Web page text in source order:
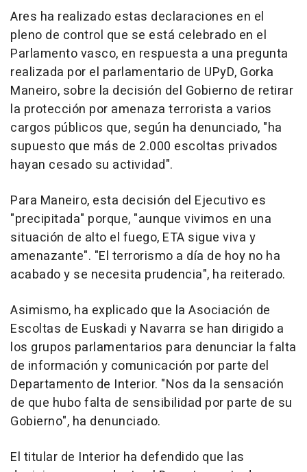
Ares ha realizado estas declaraciones en el
pleno de control que se está celebrado en el
Parlamento vasco, en respuesta a una pregunta
realizada por el parlamentario de UPyD, Gorka
Maneiro, sobre la decisión del Gobierno de retirar
la protección por amenaza terrorista a varios
cargos públicos que, según ha denunciado, "ha
supuesto que más de 2.000 escoltas privados
hayan cesado su actividad".
Para Maneiro, esta decisión del Ejecutivo es
"precipitada" porque, "aunque vivimos en una
situación de alto el fuego, ETA sigue viva y
amenazante". "El terrorismo a día de hoy no ha
acabado y se necesita prudencia", ha reiterado.
Asimismo, ha explicado que la Asociación de
Escoltas de Euskadi y Navarra se han dirigido a
los grupos parlamentarios para denunciar la falta
de información y comunicación por parte del
Departamento de Interior. "Nos da la sensación
de que hubo falta de sensibilidad por parte de su
Gobierno", ha denunciado.
El titular de Interior ha defendido que las